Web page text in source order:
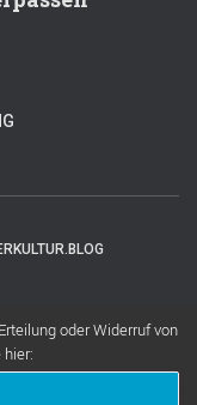
oder Widerruf von